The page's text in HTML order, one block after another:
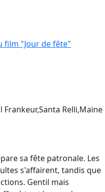
film "Jour de fête"
Frankeur,Santa Relli,Maine
sa fête patronale. Les
s'affairent, tandis que
Gentil mais